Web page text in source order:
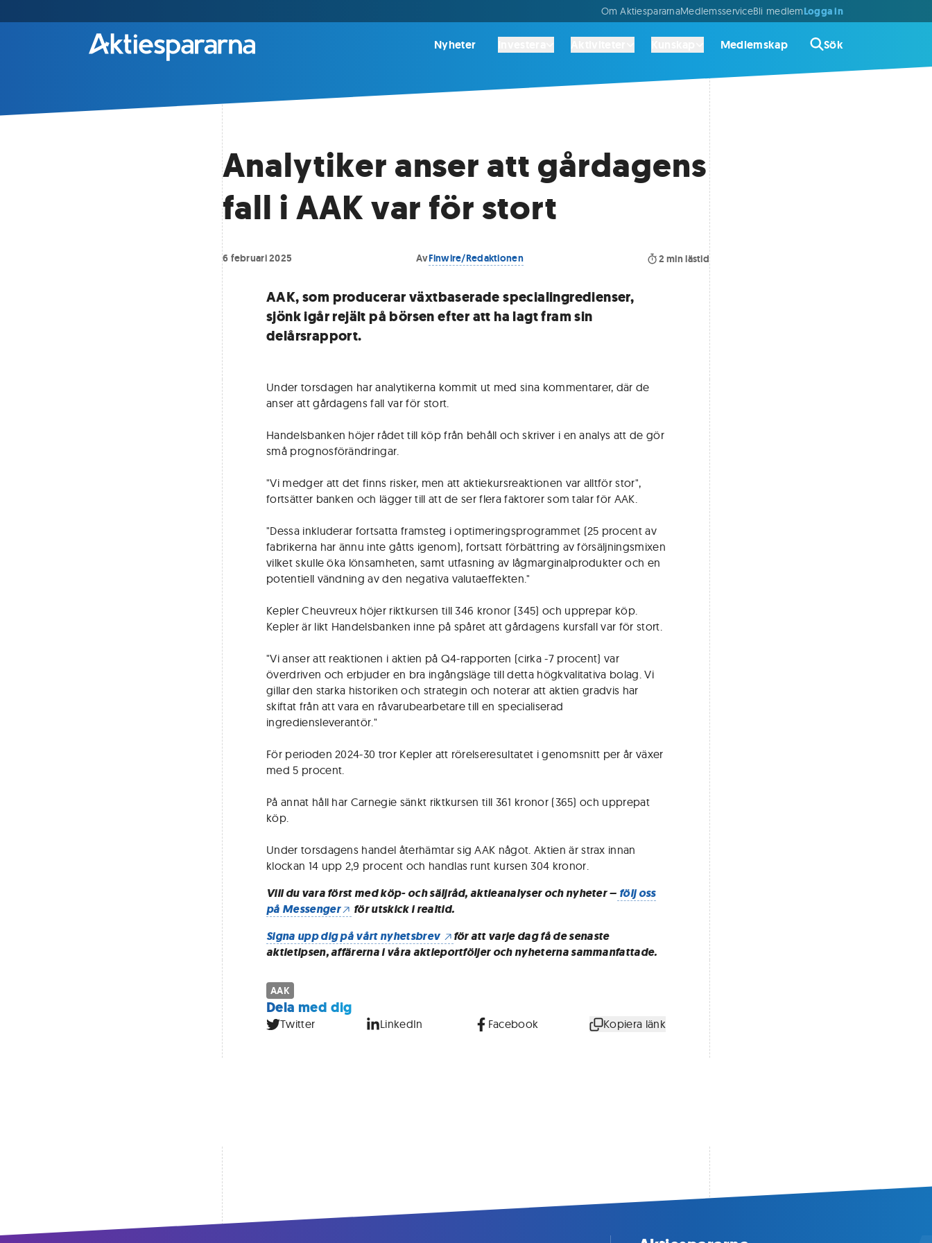
Om AktiespararnaMedlemsserviceBli medlemLogga in
Nyheter Medlemskap Sök
Analytiker anser att gårdagens
fall i AAK var för stort
6 februari 2025 AvFinwire/Redaktionen 2 min lästid
AAK, som producerar växtbaserade specialingredienser,
sjönk igår rejält på börsen efter att ha lagt fram sin
delårsrapport.
Under torsdagen har analytikerna kommit ut med sina kommentarer, där de
anser att gårdagens fall var för stort.
Handelsbanken höjer rådet till köp från behåll och skriver i en analys att de gör
små prognosförändringar.
"Vi medger att det finns risker, men att aktiekursreaktionen var alltför stor",
fortsätter banken och lägger till att de ser flera faktorer som talar för AAK.
"Dessa inkluderar fortsatta framsteg i optimeringsprogrammet (25 procent av
fabrikerna har ännu inte gåtts igenom), fortsatt förbättring av försäljningsmixen
vilket skulle öka lönsamheten, samt utfasning av lågmarginalprodukter och en
potentiell vändning av den negativa valutaeffekten."
Kepler Cheuvreux höjer riktkursen till 346 kronor (345) och upprepar köp.
Kepler är likt Handelsbanken inne på spåret att gårdagens kursfall var för stort.
"Vi anser att reaktionen i aktien på Q4-rapporten (cirka -7 procent) var
överdriven och erbjuder en bra ingångsläge till detta högkvalitativa bolag. Vi
gillar den starka historiken och strategin och noterar att aktien gradvis har
skiftat från att vara en råvarubearbetare till en specialiserad
ingrediensleverantör."
För perioden 2024-30 tror Kepler att rörelseresultatet i genomsnitt per år växer
med 5 procent.
På annat håll har Carnegie sänkt riktkursen till 361 kronor (365) och upprepat
köp.
Under torsdagens handel återhämtar sig AAK något. Aktien är strax innan
klockan 14 upp 2,9 procent och handlas runt kursen 304 kronor.
Vill du vara först med köp- och säljråd, aktieanalyser och nyheter – följ oss
på Messenger
för utskick i realtid.
Signa upp dig på vårt nyhetsbrev
för att varje dag få de senaste
aktietipsen, affärerna i våra aktieportföljer och nyheterna sammanfattade.
AAK
Dela med dig
Twitter LinkedIn Facebook Kopiera länk